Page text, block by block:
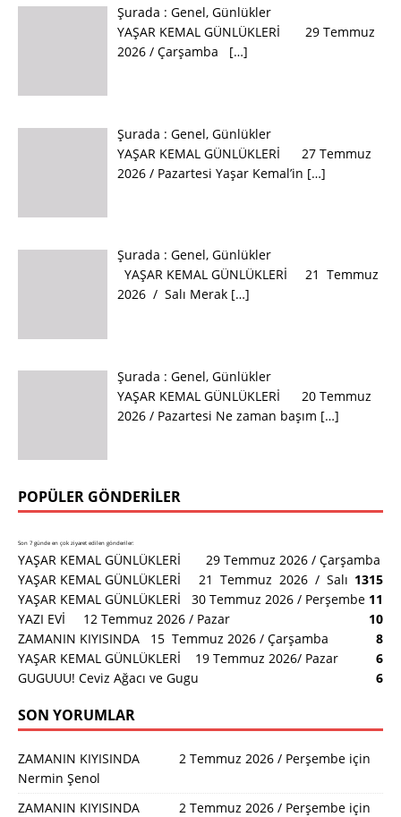
Şurada : Genel, Günlükler
YAŞAR KEMAL GÜNLÜKLERİ 29 Temmuz
2026 / Çarşamba […]
Şurada : Genel, Günlükler
YAŞAR KEMAL GÜNLÜKLERİ 27 Temmuz
2026 / Pazartesi Yaşar Kemal’in […]
Şurada : Genel, Günlükler
YAŞAR KEMAL GÜNLÜKLERİ 21 Temmuz
2026 / Salı Merak […]
Şurada : Genel, Günlükler
YAŞAR KEMAL GÜNLÜKLERİ 20 Temmuz
2026 / Pazartesi Ne zaman başım […]
POPÜLER GÖNDERILER
Son 7 günde en çok ziyaret edilen gönderiler:
YAŞAR KEMAL GÜNLÜKLERİ 29 Temmuz 2026 / Çarşamba
15
YAŞAR KEMAL GÜNLÜKLERİ 21 Temmuz 2026 / Salı 13
YAŞAR KEMAL GÜNLÜKLERİ 30 Temmuz 2026 / Perşembe 11
YAZI EVİ 12 Temmuz 2026 / Pazar
10
ZAMANIN KIYISINDA 15 Temmuz 2026 / Çarşamba
8
YAŞAR KEMAL GÜNLÜKLERİ 19 Temmuz 2026/ Pazar
6
GUGUUU! Ceviz Ağacı ve Gugu
6
SON YORUMLAR
ZAMANIN KIYISINDA 2 Temmuz 2026 / Perşembe için
Nermin Şenol
ZAMANIN KIYISINDA 2 Temmuz 2026 / Perşembe için